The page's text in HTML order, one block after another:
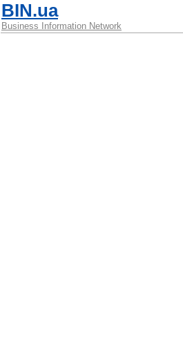
BIN.ua
Business Information Network